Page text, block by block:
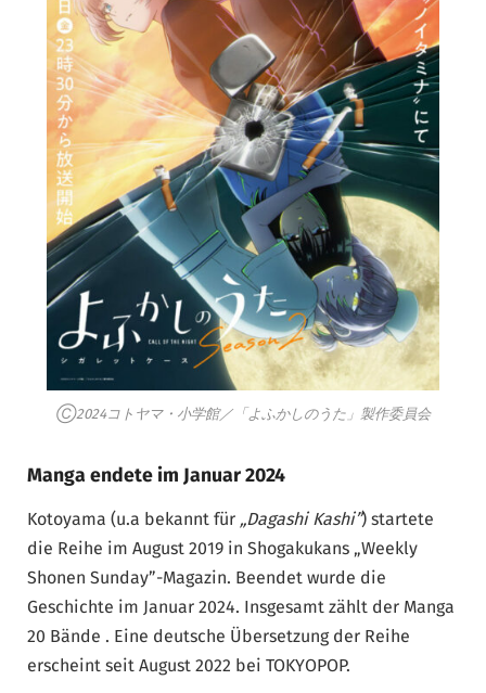
Ⓒ2024コトヤマ・小学館／「よふかしのうた」製作委員会
Manga endete im Januar 2024
Kotoyama (u.a bekannt für „Dagashi Kashi”) startete
die Reihe im August 2019 in Shogakukans „Weekly
Shonen Sunday”-Magazin. Beendet wurde die
Geschichte im Januar 2024. Insgesamt zählt der Manga
20 Bände . Eine deutsche Übersetzung der Reihe
erscheint seit August 2022 bei TOKYOPOP.